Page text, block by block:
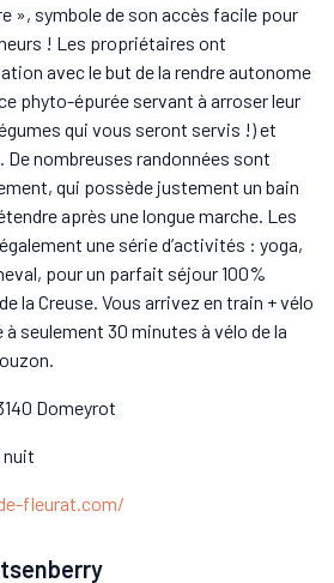
», symbole de son accès facile pour
! Les propriétaires ont
avec le but de la rendre autonome
phyto-épurée servant à arroser leur
qui vous seront servis !) et
De nombreuses randonnées sont
qui possède justement un bain
après une longue marche. Les
une série d’activités : yoga,
pour un parfait séjour 100%
la Creuse. Vous arrivez en train + vélo
seulement 30 minutes à vélo de la
Domeyrot
nuit
fleurat.com/